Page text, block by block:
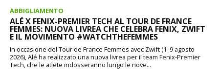
ABBIGLIAMENTO
ALÉ X FENIX-PREMIER TECH AL TOUR DE FRANCE
FEMMES: NUOVA LIVREA CHE CELEBRA FENIX, ZWIFT
E IL MOVIMENTO #WATCHTHEFEMMES
In occasione del Tour de France Femmes avec Zwift (1–9 agosto
2026), Alé ha realizzato una nuova livrea per il team Fenix-Premier
Tech, che le atlete indosseranno lungo le nove...